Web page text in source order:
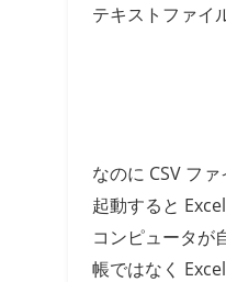
テキストファイ
なのに CSV フ
起動すると
コンピュータが
帳ではなく